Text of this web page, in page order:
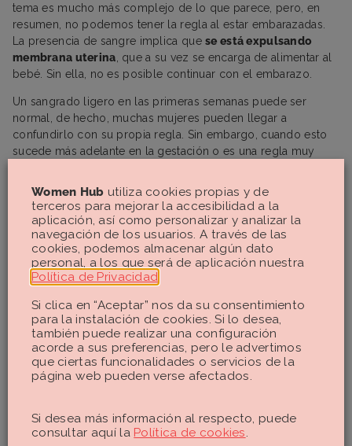
tema es mucho más complejo de lo que parece, pero, en
resumen, no podemos tener la regla al estar embarazadas.
La presencia de sangre implica quese está expulsando
membrana uterina , que a su vez se encarga de alimentar al
bebé. Sin ella, no es posible continuar con el embarazo.
Un sangrado ligero en las primeras semanas puede ser
normal, de hecho, muchas mujeres pueden llegar a
confundirlo con su propia regla. Sin embargo, cuando esto
sucede más adelante en la gestación o es una regla muy
¿Cuándo preocuparse por una
regla muy abundante? ¿Es
normal sangrar mucho?
Lo primero que debemos tener en cuenta escuánta sangre
se pierde durante la regla. No todas menstruamos igual, por
lo que podemos percibir notables diferencias. Para sacar una
media, losestudios de Halbergmidieron el periodo de unas
500 mujeres y establecieron esta regla (nunca mejor dicho):
Women Hub utiliza cookies propias y de
terceros para mejorar la accesibilidad a la
aplicación, así como personalizar y analizar la
navegación de los usuarios. A través de las
cookies, podemos almacenar algún dato
personal, a los que será de aplicación nuestra
Política de Privacidad
Si clica en “Aceptar” nos da su consentimiento
para la instalación de cookies. Si lo desea,
también puede realizar una configuración
acorde a sus preferencias, pero le advertimos
que ciertas funcionalidades o servicios de la
página web pueden verse afectados.
Si desea más información al respecto, puede
consultar aquí la Política de cookies.